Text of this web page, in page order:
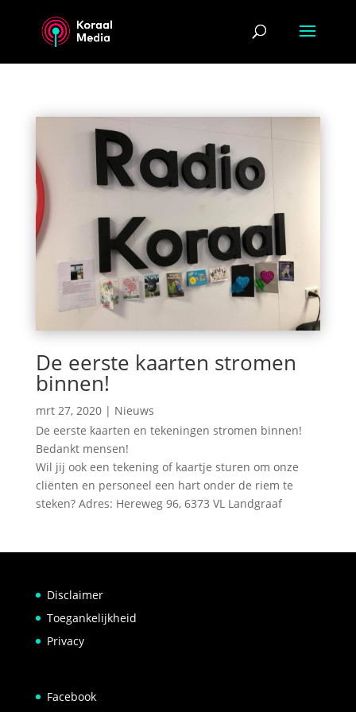
De eerste kaarten stromen
binnen!
mrt 27, 2020| Nieuws
De eerste kaarten en tekeningen stromen binnen!
Bedankt mensen!
Wil jij ook een tekening of kaartje sturen om onze
cliënten en personeel een hart onder de riem te
steken? Adres: Hereweg 96, 6373 VL Landgraaf
Disclaimer
Toegankelijkheid
Privacy
Facebook